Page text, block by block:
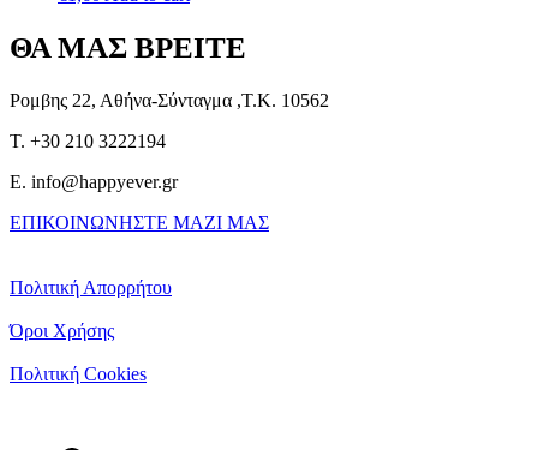
ΘΑ ΜΑΣ ΒΡΕΙΤΕ
Ρομβης 22, Αθήνα-Σύνταγμα ,Τ.Κ. 10562
T. +30 210 3222194
E. info@happyever.gr
ΕΠΙΚΟΙΝΩΝΗΣΤΕ ΜΑΖΙ ΜΑΣ
Πολιτική Απορρήτου
Όροι Χρήσης
Πολιτική Cookies